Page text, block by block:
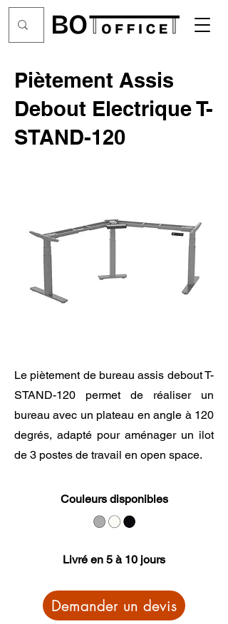
Piètement Assis
Debout Electrique T-
STAND-120
Le piètement de bureau assis debout T-
STAND-120 permet de réaliser un
bureau avec un plateau en angle à 120
degrés, adapté pour aménager un ilot
de 3 postes de travail en open space.
Couleurs disponibles
Livré en 5 à 10 jours
Demander un devis